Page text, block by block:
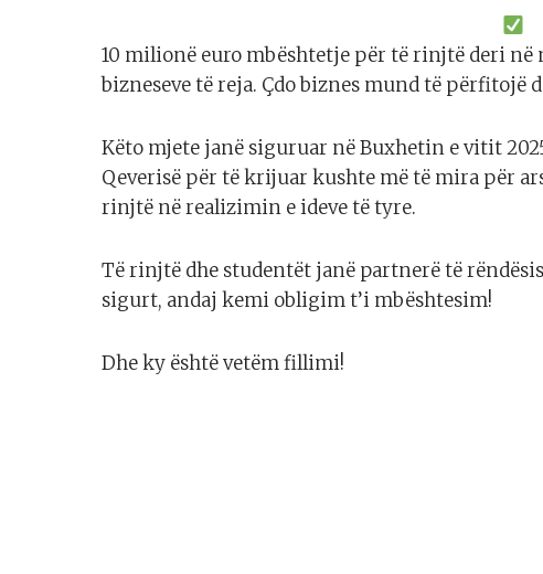
10 milionë euro mbështetje për të rinjtë deri në
bizneseve të reja. Çdo biznes mund të përfitojë
Këto mjete janë siguruar në Buxhetin e vitit
Qeverisë për të krijuar kushte më të mira për
rinjtë në realizimin e ideve të tyre.
Të rinjtë dhe studentët janë partnerë të
sigurt, andaj kemi obligim t’i mbështesim!
Dhe ky është vetëm fillimi!